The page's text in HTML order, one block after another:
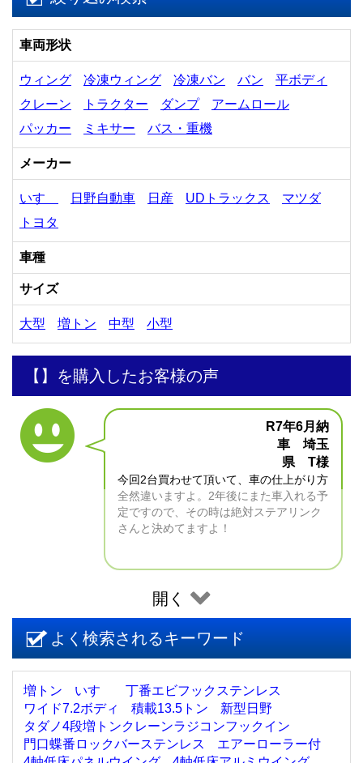
車両形状
ウィング 冷凍ウィング 冷凍バン バン
平ボディ
クレーン
トラクター ダンプ
アームロール
パッカー
ミキサー バス・重機
メーカー
いすゞ 日野自動車 日産 UDトラックス
マツダ
トヨタ
車種
サイズ
大型 増トン 中型 小型
【】を購入したお客様の声
R7年6月納
車 埼玉
県 T様
今回2台買わせて頂いて、車の仕上がり方
全然違いますよ。2年後にまた車入れる予
定ですので、その時は絶対ステアリンク
さんと決めてますよ！
開く
よく検索されるキーワード
増トン いすゞ
丁番エビフックステンレス
ワイド7.2ボディ
積載13.5トン
新型日野
タダノ4段増トンクレーンラジコンフックイン
門口蝶番ロックバーステンレス
エアーローラー付